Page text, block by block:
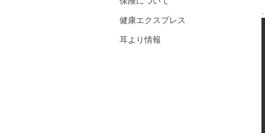
健康エクスプレス
耳より情報